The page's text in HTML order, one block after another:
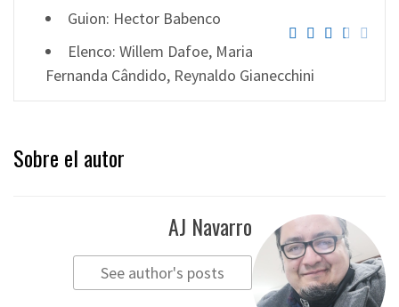
Guion: Hector Babenco
Elenco: Willem Dafoe, Maria
Fernanda Cândido, Reynaldo Gianecchini
Sobre el autor
AJ Navarro
See author's posts